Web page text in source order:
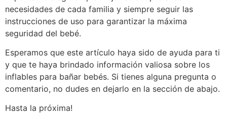
necesidades de cada familia y siempre seguir las
instrucciones de uso para garantizar la máxima
seguridad del bebé.
Esperamos que este artículo haya sido de ayuda para ti
y que te haya brindado información valiosa sobre los
inflables para bañar bebés. Si tienes alguna pregunta o
comentario, no dudes en dejarlo en la sección de abajo.
Hasta la próxima!